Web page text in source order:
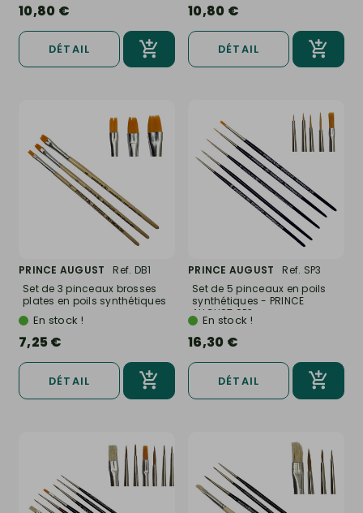
10,80 €
DÉTAIL
10,80 €
DÉTAIL
PRINCE AUGUST
Ref. DB1
Set de 3 pinceaux brosses
plates en poils synthétiques
-... En stock !
7,25 €
DÉTAIL
PRINCE AUGUST
Ref. SP3
Set de 5 pinceaux en poils
synthétiques - PRINCE
AUGUST SP3
En stock !
16,30 €
DÉTAIL